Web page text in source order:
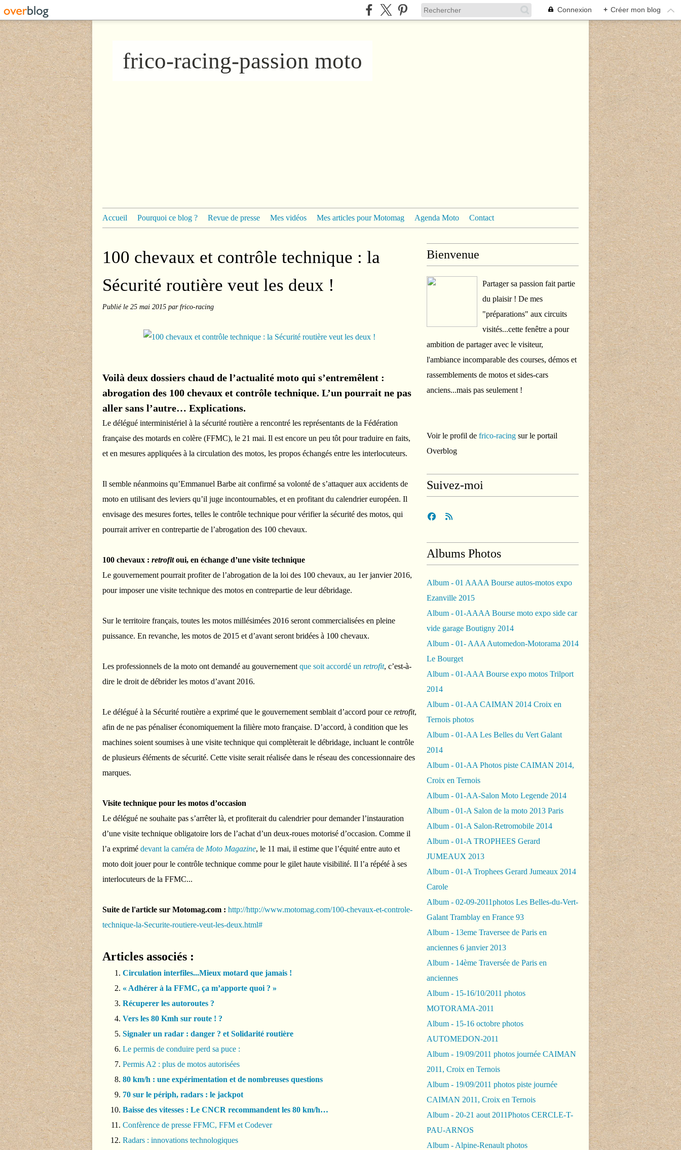
Connexion + Créer mon blog
frico-racing-passion moto
Accueil Pourquoi ce blog ? Revue de presse Mes vidéos Mes articles pour Motomag Agenda Moto Contact
100 chevaux et contrôle technique : la
Sécurité routière veut les deux !
Publié le 25 mai 2015 par frico-racing
Voilà deux dossiers chaud de l’actualité moto qui s’entremêlent :
abrogation des 100 chevaux et contrôle technique. L’un pourrait ne pas
aller sans l’autre… Explications.
Le délégué interministériel à la sécurité routière a rencontré les représentants de la Fédération
française des motards en colère (FFMC), le 21 mai. Il est encore un peu tôt pour traduire en faits,
et en mesures appliquées à la circulation des motos, les propos échangés entre les interlocuteurs.
Il semble néanmoins qu’Emmanuel Barbe ait confirmé sa volonté de s’attaquer aux accidents de
moto en utilisant des leviers qu’il juge incontournables, et en profitant du calendrier européen. Il
envisage des mesures fortes, telles le contrôle technique pour vérifier la sécurité des motos, qui
pourrait arriver en contrepartie de l’abrogation des 100 chevaux.
100 chevaux : retrofitoui, en échange d’une visite technique
Le gouvernement pourrait profiter de l’abrogation de la loi des 100 chevaux, au 1er janvier 2016,
pour imposer une visite technique des motos en contrepartie de leur débridage.
Sur le territoire français, toutes les motos millésimées 2016 seront commercialisées en pleine
puissance. En revanche, les motos de 2015 et d’avant seront bridées à 100 chevaux.
Les professionnels de la moto ont demandé au gouvernement que soit accordé un retrofit, c’est-à-
dire le droit de débrider les motos d’avant 2016.
Le délégué à la Sécurité routière a exprimé que le gouvernement semblait d’accord pour ce retrofit,
afin de ne pas pénaliser économiquement la filière moto française. D’accord, à condition que les
machines soient soumises à une visite technique qui complèterait le débridage, incluant le contrôle
de plusieurs éléments de sécurité. Cette visite serait réalisée dans le réseau des concessionnaire des
marques.
Visite technique pour les motos d’occasion
Le délégué ne souhaite pas s’arrêter là, et profiterait du calendrier pour demander l’instauration
d’une visite technique obligatoire lors de l’achat d’un deux-roues motorisé d’occasion. Comme il
l’a exprimé devant la caméra de Moto Magazine, le 11 mai, il estime que l’équité entre auto et
moto doit jouer pour le contrôle technique comme pour le gilet haute visibilité. Il l’a répété à ses
interlocuteurs de la FFMC...
Suite de l'article sur Motomag.com : http://http://www.motomag.com/100-chevaux-et-controle-
technique-la-Securite-routiere-veut-les-deux.html#
Articles associés :
Circulation interfiles...Mieux motard que jamais !
« Adhérer à la FFMC, ça m’apporte quoi ? »
Récuperer les autoroutes ?
Vers les 80 Kmh sur route ! ?
Signaler un radar : danger ? et Solidarité routière
Le permis de conduire perd sa puce :
Permis A2 : plus de motos autorisées
80 km/h : une expérimentation et de nombreuses questions
70 sur le périph, radars : le jackpot
Baisse des vitesses : Le CNCR recommandent les 80 km/h…
Confèrence de presse FFMC, FFM et Codever
Radars : innovations technologiques
Bienvenue
Partager sa passion fait partie
du plaisir ! De mes
"préparations" aux circuits
visités...cette fenêtre a pour
ambition de partager avec le visiteur,
l'ambiance incomparable des courses, démos et
rassemblements de motos et sides-cars
anciens...mais pas seulement !
Voir le profil de frico-racing sur le portail
Overblog
Suivez-moi
Albums Photos
Album - 01 AAAA Bourse autos-motos expo
Ezanville 2015
Album - 01-AAAA Bourse moto expo side car
vide garage Boutigny 2014
Album - 01- AAA Automedon-Motorama 2014
Le Bourget
Album - 01-AAA Bourse expo motos Trilport
2014
Album - 01-AA CAIMAN 2014 Croix en
Ternois photos
Album - 01-AA Les Belles du Vert Galant
2014
Album - 01-AA Photos piste CAIMAN 2014,
Croix en Ternois
Album - 01-AA-Salon Moto Legende 2014
Album - 01-A Salon de la moto 2013 Paris
Album - 01-A Salon-Retromobile 2014
Album - 01-A TROPHEES Gerard
JUMEAUX 2013
Album - 01-A Trophees Gerard Jumeaux 2014
Carole
Album - 02-09-2011photos Les Belles-du-Vert-
Galant Tramblay en France 93
Album - 13eme Traversee de Paris en
anciennes 6 janvier 2013
Album - 14ème Traversée de Paris en
anciennes
Album - 15-16/10/2011 photos
MOTORAMA-2011
Album - 15-16 octobre photos
AUTOMEDON-2011
Album - 19/09/2011 photos journée CAIMAN
2011, Croix en Ternois
Album - 19/09/2011 photos piste journée
CAIMAN 2011, Croix en Ternois
Album - 20-21 aout 2011Photos CERCLE-T-
PAU-ARNOS
Album - Alpine-Renault photos